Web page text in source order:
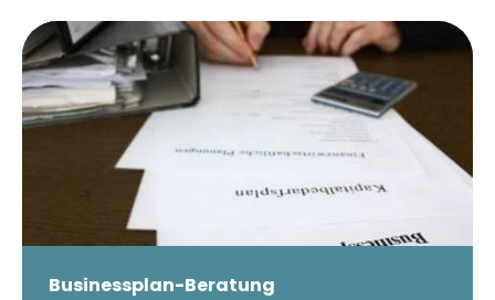
Businessplan-Beratung